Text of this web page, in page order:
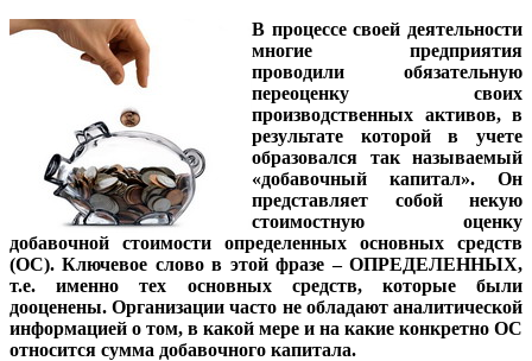
В процессе своей деятельности
многие предприятия
проводили обязательную
переоценку своих
производственных активов, в
результате которой в учете
образовался так называемый
«добавочный капитал». Он
представляет собой некую
стоимостную оценку
добавочной стоимости определенных основных средств
(ОС). Ключевое слово в этой фразе – ОПРЕДЕЛЕННЫХ,
т.е. именно тех основных средств, которые были
дооценены. Организации часто не обладают аналитической
информацией о том, в какой мере и на какие конкретно ОС
относится сумма добавочного капитала.